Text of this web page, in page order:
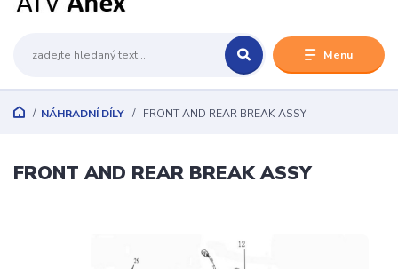
Menu
NÁHRADNÍ DÍLY FRONT AND REAR BREAK ASSY
FRONT AND REAR BREAK ASSY